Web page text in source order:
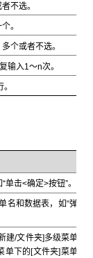
不选。
。
个或者不选。
输入1～n次。
单击<确定>按钮”。
名和数据表，如“弹
建/文件夹]多级菜单
单下的[文件夹]菜单